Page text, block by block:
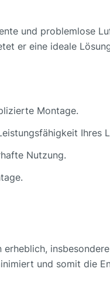
und problemlose
er eine ideale
Montage.
Ihres
Nutzung.
und somit die